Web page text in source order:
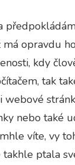
má opravdu
kdy
tak
nebo také
víte, vy
takhle ptala